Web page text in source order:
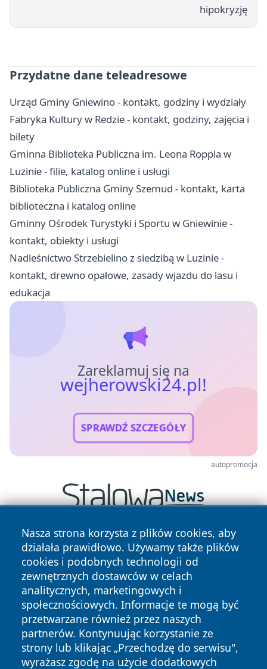
hipokryzję
Przydatne dane teleadresowe
Urząd Gminy Gniewino - kontakt, godziny i wydziały
Fabryka Kultury w Redzie - kontakt, godziny, zajęcia i
bilety
Gminna Biblioteka Publiczna im. Leona Roppla w
Luzinie - filie, katalog online i usługi
Biblioteka Publiczna Gminy Szemud - kontakt, karta
biblioteczna i katalog online
Gminny Ośrodek Turystyki i Sportu w Gniewinie -
kontakt, obiekty i usługi
Nadleśnictwo Strzebielino z siedzibą w Luzinie -
kontakt, drewno opałowe, zasady wjazdu do lasu i
edukacja
Zareklamuj się na
wejherowski24.pl!
SPRAWDŹ SZCZEGÓŁY
autopromocja
Nasza strona korzysta z plików cookies, aby
działała prawidłowo. Używamy także plików
cookies i podobnych technologii od
zewnętrznych dostawców w celach
analitycznych, marketingowych i
społecznościowych. Informacje te mogą być
przetwarzane również przez naszych
partnerów. Kontynuując korzystanie ze
strony lub klikając „Przechodzę do serwisu",
wyrażasz zgodę na użycie dodatkowych
Copyright © 2026 wejherowski24.pl Wszystkie prawa
zastrzeżone.
Polityka
Polityka